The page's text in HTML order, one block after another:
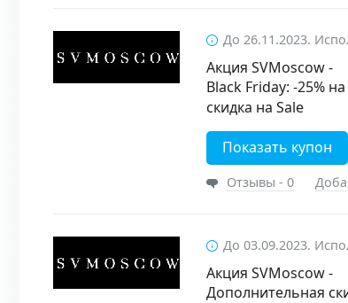
До 26.11.2023.
Акция SVMoscow -
Black Friday: -25%
скидка на Sale
Показать купон
Отзывы - 0
До 03.09.2023.
Акция SVMoscow -
Дополнительная